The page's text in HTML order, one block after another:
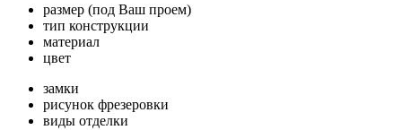
размер (под Ваш проем)
тип конструкции
материал
цвет
замки
рисунок фрезеровки
виды отделки